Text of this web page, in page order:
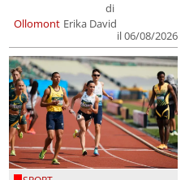
Ollomont
di
Erika David
il 06/08/2026